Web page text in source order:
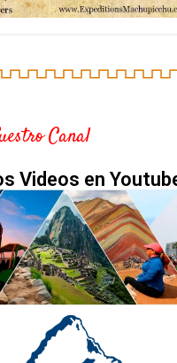
Canal
Videos en